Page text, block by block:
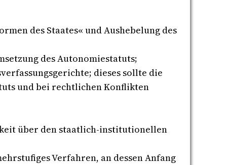
des Staates« und Aushebelung des
des Autonomiestatuts;
dieses sollte die
und bei rechtlichen Konflikten
über den staatlich-institutionellen
Verfahren, an dessen Anfang